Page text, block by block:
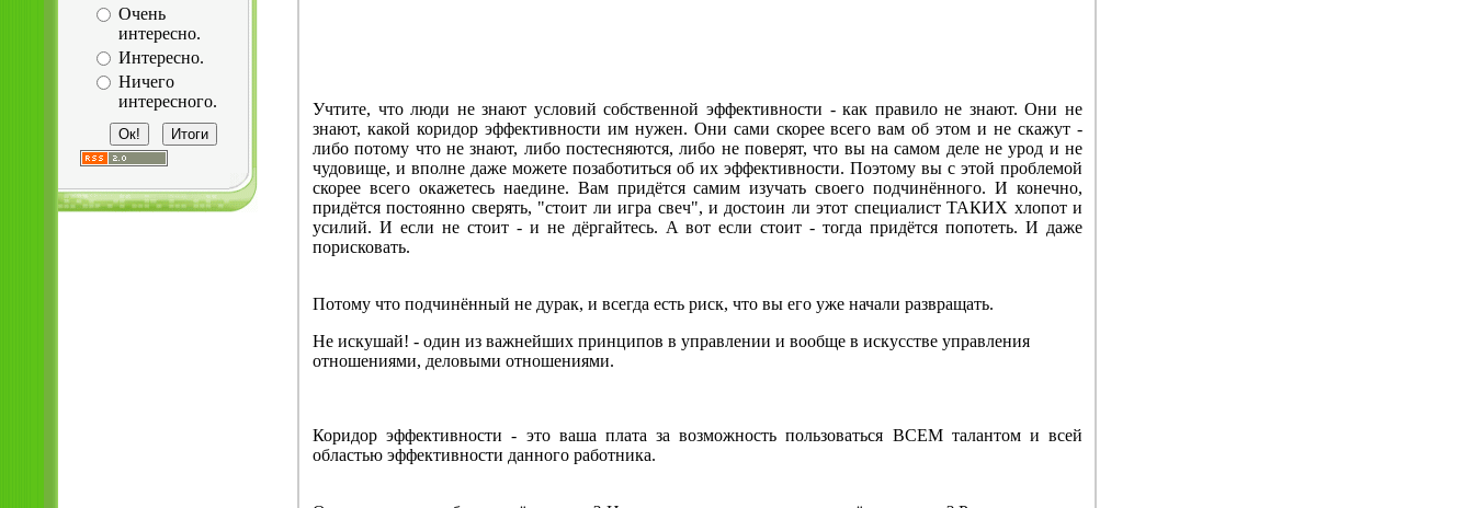
Очень
интересно.
Интересно.
Ничего
интересного.
Учтите, что люди не знают условий собственной эффективности - как правило не знают. Они не
знают, какой коридор эффективности им нужен. Они сами скорее всего вам об этом и не скажут -
либо потому что не знают, либо постесняются, либо не поверят, что вы на самом деле не урод и не
чудовище, и вполне даже можете позаботиться об их эффективности. Поэтому вы с этой проблемой
скорее всего окажетесь наедине. Вам придётся самим изучать своего подчинённого. И конечно,
придётся постоянно сверять, "стоит ли игра свеч", и достоин ли этот специалист ТАКИХ хлопот и
усилий. И если не стоит - и не дёргайтесь. А вот если стоит - тогда придётся попотеть. И даже
порисковать.
Потому что подчинённый не дурак, и всегда есть риск, что вы его уже начали развращать.
Не искушай! - один из важнейших принципов в управлении и вообще в искусстве управления
отношениями, деловыми отношениями.
Коридор эффективности - это ваша плата за возможность пользоваться ВСЕМ талантом и всей
областью эффективности данного работника.